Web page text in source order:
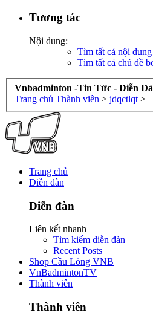
Tương tác
Nội dung:
Tìm tất cả nội
Tìm tất cả chủ đề
Vnbadminton -Tin Tức - Diễn
Trang chủ Thành viên > jdqctlqt >
Trang chủ
Diễn đàn
Diễn đàn
Liên kết nhanh
Tìm kiếm diễn đàn
Recent Posts
Shop Cầu Lông VNB
VnBadmintonTV
Thành viên
Thành viên